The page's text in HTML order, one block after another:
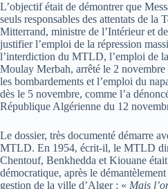
L’objectif était de démontrer que
seuls responsables des attentats de la
Mitterrand, ministre de l’Intérieur et
justifier l’emploi de la répression
l’interdiction du MTLD, l’emploi de
Moulay Merbah, arrêté le 2 novembre
les bombardements et l’emploi du
dès le 5 novembre, comme l’a
République Algérienne du 12
Le dossier, très documenté démarre
MTLD. En 1954, écrit-il, le MTLD
Chentouf, Benkhedda et Kiouane
démocratique, après le
gestion de la ville d’Alger : « Mais